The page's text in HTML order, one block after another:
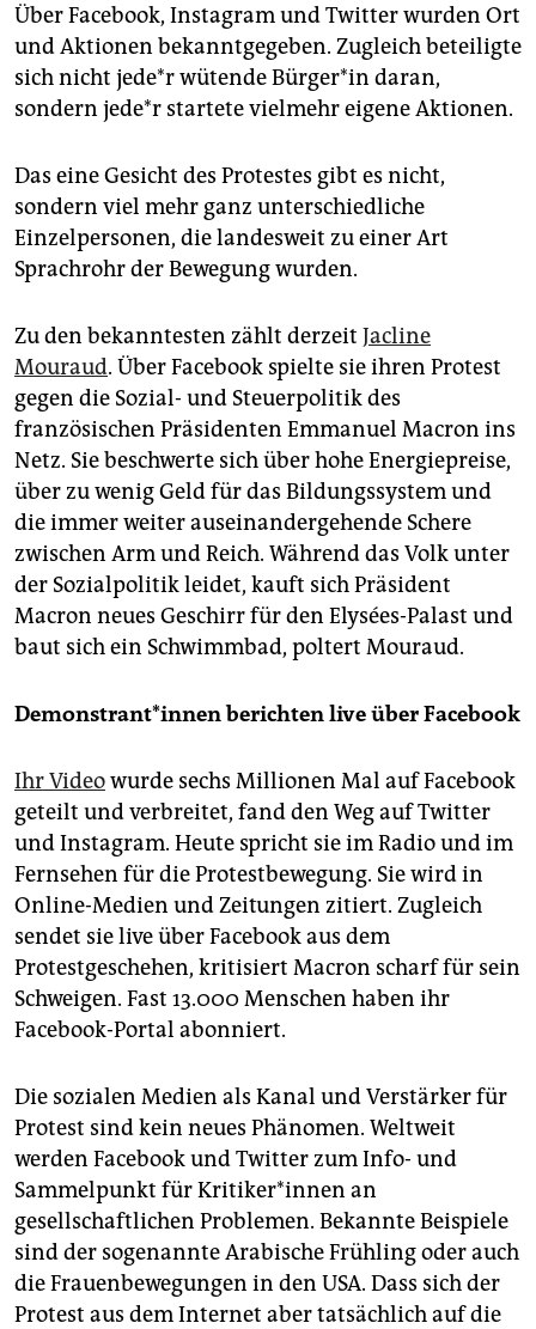
Über Facebook, Instagram und Twitter wurden Ort
und Aktionen bekanntgegeben. Zugleich beteiligte
sich nicht jede*r wütende Bürger*in daran,
sondern jede*r startete vielmehr eigene Aktionen.
Das eine Gesicht des Protestes gibt es nicht,
sondern viel mehr ganz unterschiedliche
Einzelpersonen, die landesweit zu einer Art
Sprachrohr der Bewegung wurden.
Zu den bekanntesten zählt derzeit Jacline
Mouraud. Über Facebook spielte sie ihren Protest
gegen die Sozial- und Steuerpolitik des
französischen Präsidenten Emmanuel Macron ins
Netz. Sie beschwerte sich über hohe Energiepreise,
über zu wenig Geld für das Bildungssystem und
die immer weiter auseinandergehende Schere
zwischen Arm und Reich. Während das Volk unter
der Sozialpolitik leidet, kauft sich Präsident
Macron neues Geschirr für den Elysées-Palast und
baut sich ein Schwimmbad, poltert Mouraud.
Demonstrant*innen berichten live über Facebook
Ihr Videowurde sechs Millionen Mal auf Facebook
geteilt und verbreitet, fand den Weg auf Twitter
und Instagram. Heute spricht sie im Radio und im
Fernsehen für die Protestbewegung. Sie wird in
Online-Medien und Zeitungen zitiert. Zugleich
sendet sie live über Facebook aus dem
Protestgeschehen, kritisiert Macron scharf für sein
Schweigen. Fast 13.000 Menschen haben ihr
Facebook-Portal abonniert.
Die sozialen Medien als Kanal und Verstärker für
Protest sind kein neues Phänomen. Weltweit
werden Facebook und Twitter zum Info- und
Sammelpunkt für Kritiker*innen an
gesellschaftlichen Problemen. Bekannte Beispiele
sind der sogenannte Arabische Frühling oder auch
die Frauenbewegungen in den USA. Dass sich der
Protest aus dem Internet aber tatsächlich auf die